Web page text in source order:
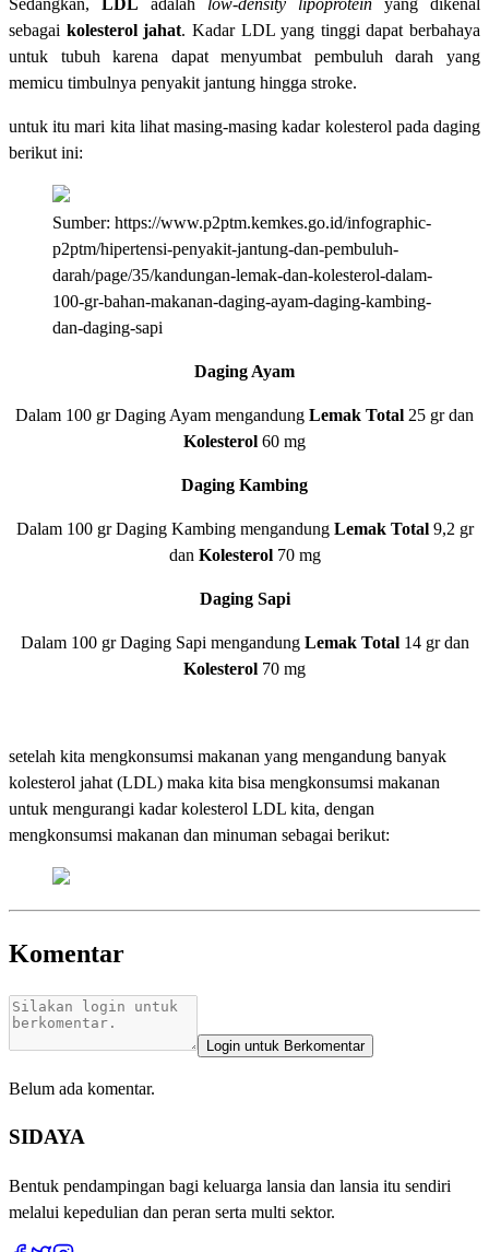
sebagai kolesterol jahat. Kadar LDL yang tinggi dapat berbahaya
untuk tubuh karena dapat menyumbat pembuluh darah yang
memicu timbulnya penyakit jantung hingga stroke.
untuk itu mari kita lihat masing-masing kadar kolesterol pada daging
berikut ini:
Sumber: https://www.p2ptm.kemkes.go.id/infographic-
p2ptm/hipertensi-penyakit-jantung-dan-pembuluh-
darah/page/35/kandungan-lemak-dan-kolesterol-dalam-
100-gr-bahan-makanan-daging-ayam-daging-kambing-
dan-daging-sapi
Daging Ayam
Dalam 100 gr Daging Ayam mengandung Lemak Total 25 gr dan
Kolesterol 60 mg
Daging Kambing
Dalam 100 gr Daging Kambing mengandung Lemak Total9,2 gr
dan Kolesterol70 mg
Daging Sapi
Dalam 100 gr Daging Sapi mengandung Lemak Total14 gr dan
Kolesterol 70 mg
setelah kita mengkonsumsi makanan yang mengandung banyak
kolesterol jahat (LDL) maka kita bisa mengkonsumsi makanan
untuk mengurangi kadar kolesterol LDL kita, dengan
mengkonsumsi makanan dan minuman sebagai berikut:
Komentar
Login untuk Berkomentar
Belum ada komentar.
SIDAYA
Bentuk pendampingan bagi keluarga lansia dan lansia itu sendiri
melalui kepedulian dan peran serta multi sektor.